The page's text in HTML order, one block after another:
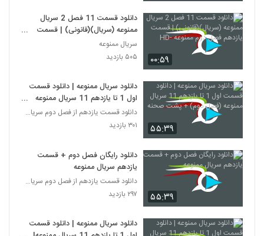
۰۰:۵۹
دانلود قسمت 11 فصل 2 سریال
ممنوعه (سریال)(قانونی) | قسمت
یازدهم فصل دوم ممنوعه -HD
سریال ممنوعه
۵۰۵ بازدید
۵۵:۳۹
دانلود سریال ممنوعه | دانلود قسمت
اول 1 تا یازدهم 11 سریال ممنوعه
(فصل دوم) + پشت صحنه
دانلود قسمت یازدهم از فصل دوم سریال ممنوعه
۳۰۱ بازدید
۵۵:۳۹
دانلود رایگان فصل دوم + قسمت
یازدهم سریال ممنوعه
دانلود قسمت یازدهم از فصل دوم سریال ممنوعه
۲۹۷ بازدید
دانلود سریال ممنوعه | دانلود قسمت